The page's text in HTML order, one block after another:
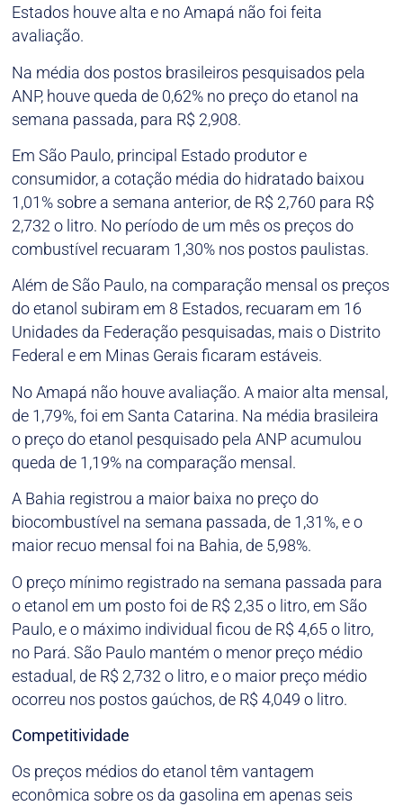
Estados houve alta e no Amapá não foi feita
avaliação.
Na média dos postos brasileiros pesquisados pela
ANP, houve queda de 0,62% no preço do etanol na
semana passada, para R$ 2,908.
Em São Paulo, principal Estado produtor e
consumidor, a cotação média do hidratado baixou
1,01% sobre a semana anterior, de R$ 2,760 para R$
2,732 o litro. No período de um mês os preços do
combustível recuaram 1,30% nos postos paulistas.
Além de São Paulo, na comparação mensal os preços
do etanol subiram em 8 Estados, recuaram em 16
Unidades da Federação pesquisadas, mais o Distrito
Federal e em Minas Gerais ficaram estáveis.
No Amapá não houve avaliação. A maior alta mensal,
de 1,79%, foi em Santa Catarina. Na média brasileira
o preço do etanol pesquisado pela ANP acumulou
queda de 1,19% na comparação mensal.
A Bahia registrou a maior baixa no preço do
biocombustível na semana passada, de 1,31%, e o
maior recuo mensal foi na Bahia, de 5,98%.
O preço mínimo registrado na semana passada para
o etanol em um posto foi de R$ 2,35 o litro, em São
Paulo, e o máximo individual ficou de R$ 4,65 o litro,
no Pará. São Paulo mantém o menor preço médio
estadual, de R$ 2,732 o litro, e o maior preço médio
ocorreu nos postos gaúchos, de R$ 4,049 o litro.
Competitividade
Os preços médios do etanol têm vantagem
econômica sobre os da gasolina em apenas seis